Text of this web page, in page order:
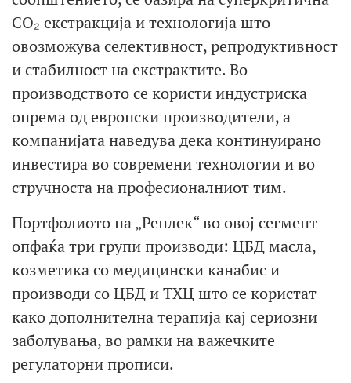
CO₂ екстракција и технологија што
овозможува селективност, репродуктивност
и стабилност на екстрактите. Во
производството се користи индустриска
опрема од европски производители, а
компанијата наведува дека континуирано
инвестира во современи технологии и во
стручноста на професионалниот тим.
Портфолиото на „Реплек“ во овој сегмент
опфаќа три групи производи: ЦБД масла,
козметика со медицински канабис и
производи со ЦБД и ТХЦ што се користат
како дополнителна терапија кај сериозни
заболувања, во рамки на важечките
регулаторни прописи.